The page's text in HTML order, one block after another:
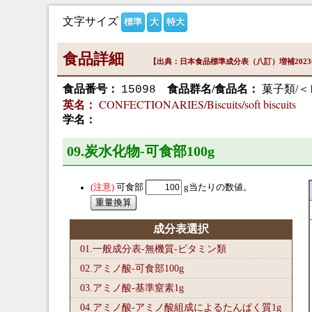
文字サイズ 標準 大 特大
食品詳細 【出典：日本食品標準成分表（八訂）増補
食品番号： 15098 食品群名/食品名： 菓子類/
英名： CONFECTIONARIES/Biscuits/soft biscuits
学名：
09.炭水化物-可食部100g
可食部 g当たりの数値。
成分表選択
01.一般成分表-無機質-ビタミン類
02.アミノ酸-可食部100g
03.アミノ酸-基準窒素1g
04.アミノ酸-アミノ酸組成によるたんぱく質1g